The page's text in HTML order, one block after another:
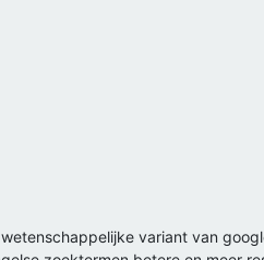
variant van